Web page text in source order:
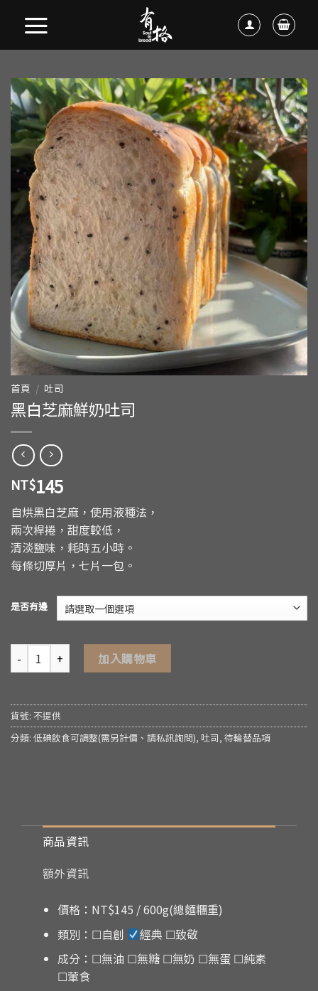
首頁 / 吐司
黑白芝麻鮮奶吐司
NT$145
自烘黑白芝麻，使用液種法，
兩次桿捲，甜度較低，
清淡鹽味，耗時五小時。
每條切厚片，七片一包。
是否有邊
加入購物車
貨號: 不提供
分類: 低碘飲食可調整(需另計價、請私訊詢問), 吐司, 待輪替品項
商品資訊
額外資訊
價格：NT$145 / 600g(總麵糰重)
類別：☐自創
經典 ☐致敬
成分：☐無油 ☐無糖 ☐無奶 ☐無蛋 ☐純素
☐葷食